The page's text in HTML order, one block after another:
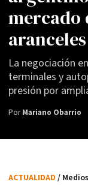
mercado
aranceles
La negociación
terminales y
presión por
PorMariano Obarrio
ACTUALIDAD /